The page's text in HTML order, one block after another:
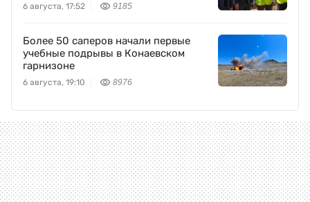
6 августа, 17:52 9185
Более 50 саперов начали первые
учебные подрывы в Конаевском
гарнизоне
6 августа, 19:10 8976